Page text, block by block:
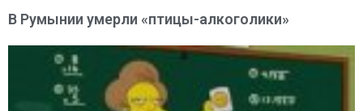
В Румынии умерли «птицы-алкоголики»